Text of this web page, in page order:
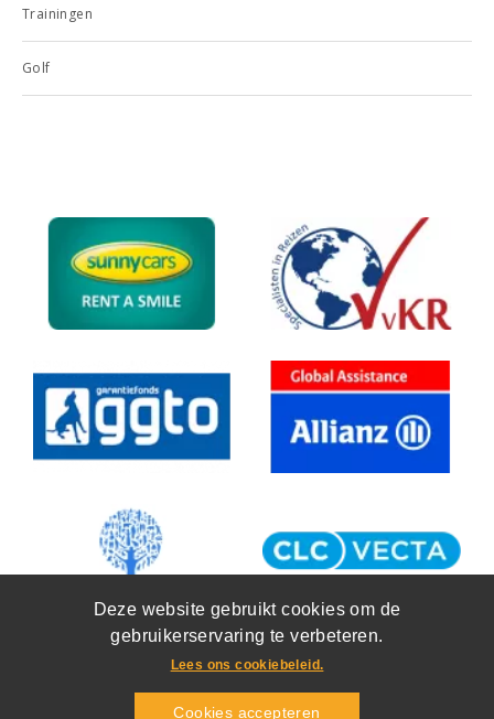
Deze website gebruikt cookies om de
gebruikerservaring te verbeteren.
Lees ons cookiebeleid.
Cookies accepteren
Trainingen
Golf
Training en Travel Bieslook 2D